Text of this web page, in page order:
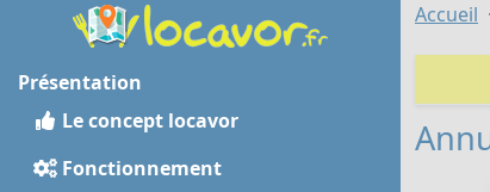
Présentation
Le concept locavor
Fonctionnement
Accueil